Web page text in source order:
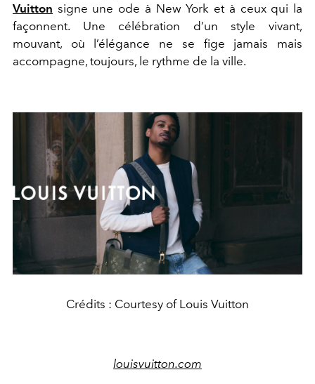
Vuitton signe une ode à New York et à ceux qui la
façonnent. Une célébration d’un style vivant,
mouvant, où l’élégance ne se fige jamais mais
accompagne, toujours, le rythme de la ville.
Crédits : Courtesy of Louis Vuitton
louisvuitton.com